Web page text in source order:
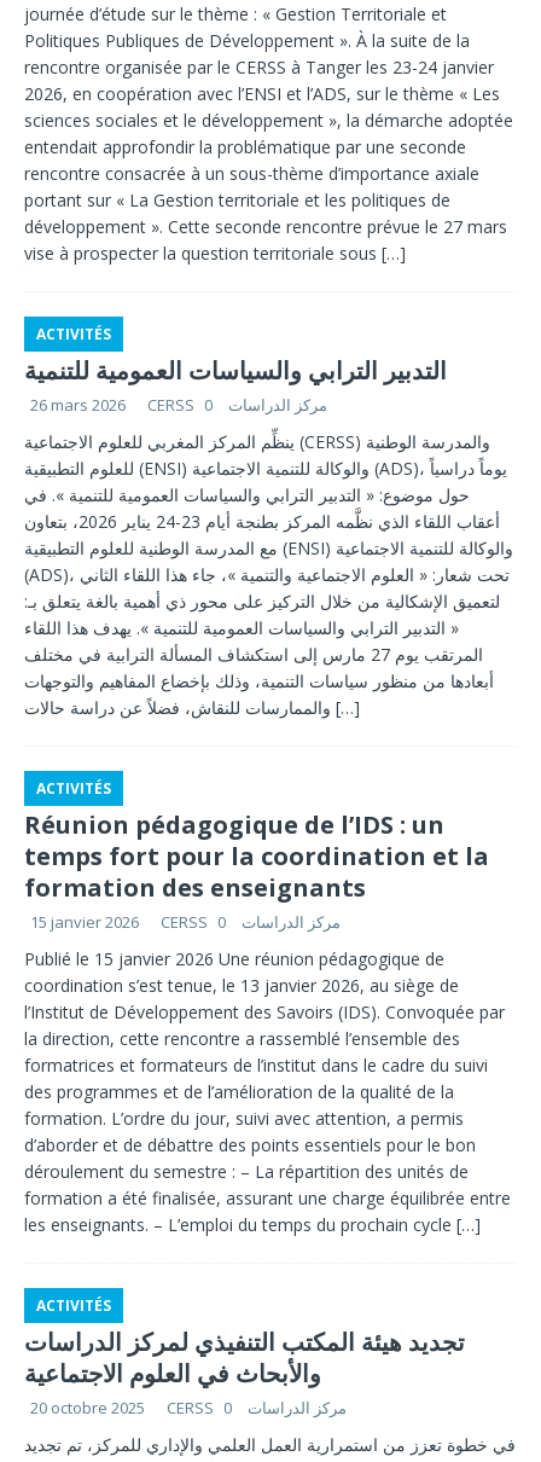
journée d’étude sur le thème : « Gestion Territoriale et
Politiques Publiques de Développement ». À la suite de la
rencontre organisée par le CERSS à Tanger les 23-24 janvier
2026, en coopération avec l’ENSI et l’ADS, sur le thème « Les
sciences sociales et le développement », la démarche adoptée
entendait approfondir la problématique par une seconde
rencontre consacrée à un sous-thème d’importance axiale
portant sur « La Gestion territoriale et les politiques de
développement ». Cette seconde rencontre prévue le 27 mars
vise à prospecter la question territoriale sous […]
ACTIVITÉS
التدبير الترابي والسياسات العمومية للتنمية
26 mars 2026 CERSS مركز الدراسات 0
ينظِّم المركز المغربي للعلوم الاجتماعية (CERSS) والمدرسة الوطنية
للعلوم التطبيقية (ENSI) والوكالة للتنمية الاجتماعية (ADS)، يوماً دراسياً
حول موضوع: « التدبير الترابي والسياسات العمومية للتنمية ». في
أعقاب اللقاء الذي نظَّمه المركز بطنجة أيام 23-24 يناير 2026، بتعاون
مع المدرسة الوطنية للعلوم التطبيقية (ENSI) والوكالة للتنمية الاجتماعية
(ADS)، تحت شعار: « العلوم الاجتماعية والتنمية »، جاء هذا اللقاء الثاني
لتعميق الإشكالية من خلال التركيز على محور ذي أهمية بالغة يتعلق بـ:
« التدبير الترابي والسياسات العمومية للتنمية ». يهدف هذا اللقاء
المرتقب يوم 27 مارس إلى استكشاف المسألة الترابية في مختلف
أبعادها من منظور سياسات التنمية، وذلك بإخضاع المفاهيم والتوجهات
[…]
ACTIVITÉS
Réunion pédagogique de l’IDS : un
temps fort pour la coordination et la
formation des enseignants
15 janvier 2026 CERSS مركز الدراسات 0
Publié le 15 janvier 2026 Une réunion pédagogique de
coordination s’est tenue, le 13 janvier 2026, au siège de
l’Institut de Développement des Savoirs (IDS). Convoquée par
la direction, cette rencontre a rassemblé l’ensemble des
formatrices et formateurs de l’institut dans le cadre du suivi
des programmes et de l’amélioration de la qualité de la
formation. L’ordre du jour, suivi avec attention, a permis
d’aborder et de débattre des points essentiels pour le bon
déroulement du semestre : – La répartition des unités de
formation a été finalisée, assurant une charge équilibrée entre
les enseignants. – L’emploi du temps du prochain cycle […]
ACTIVITÉS
تجديد هيئة المكتب التنفيذي لمركز الدراسات
والأبحاث في العلوم الاجتماعية
20 octobre 2025 CERSS مركز الدراسات 0
في خطوة تعزز من استمرارية العمل العلمي والإداري للمركز، تم تجديد